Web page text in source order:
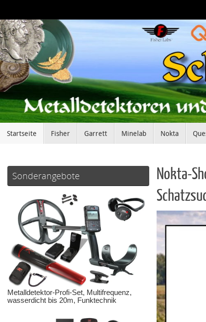
Inhalt
springen
Inhalt
Startseite Fisher Garrett Minelab Nokta
Nokta-
Sonderangebote
Metalldetektor-Profi-Set, Multifrequenz,
wasserdicht bis 20m, Funktechnik